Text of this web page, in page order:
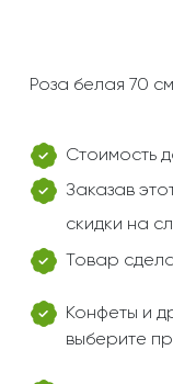
Роза белая 70
Стоимость
Заказав
скидки на
Товар
Конфеты и
выберите